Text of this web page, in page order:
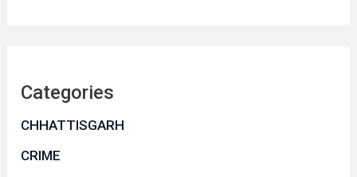
Categories
CHHATTISGARH
CRIME